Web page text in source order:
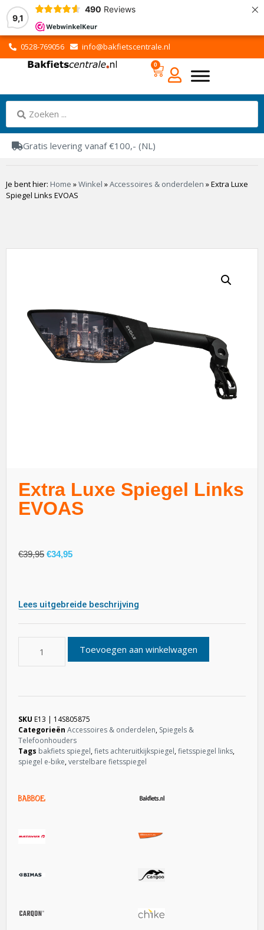
9,1
490 Reviews ×
0528-769056 info@bakfietscentrale.nl
0
Gratis levering vanaf €100,- (NL)
Je bent hier: Home »Winkel »Accessoires & onderdelen »Extra Luxe
Spiegel Links EVOAS
Extra Luxe Spiegel Links
EVOAS
€39,95 €34,95
Lees uitgebreide beschrijving
Toevoegen aan winkelwagen
SKU E13 | 14S805875
Categorieën Accessoires & onderdelen, Spiegels &
Telefoonhouders
Tags bakfiets spiegel,fiets achteruitkijkspiegel,fietsspiegel links,
spiegel e-bike,verstelbare fietsspiegel